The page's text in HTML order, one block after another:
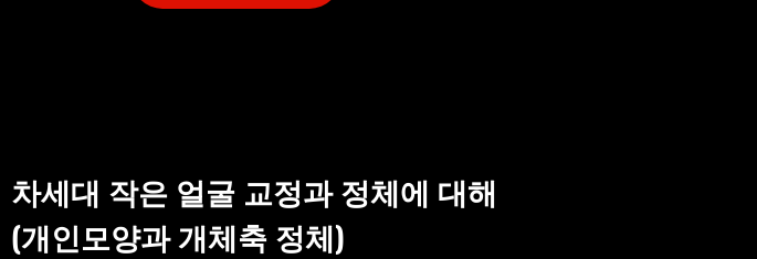
차세대 작은 얼굴 교정과 정체에 대해
(개인모양과 개체축 정체)